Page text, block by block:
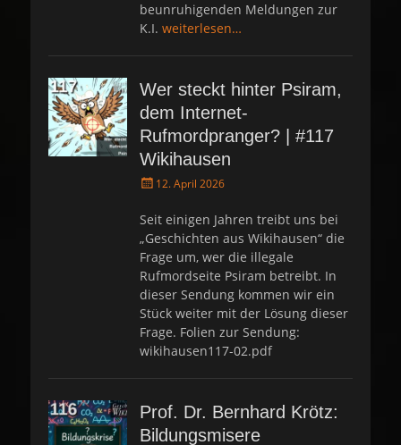
beunruhigenden Meldungen zur
K.I. weiterlesen…
Wer steckt hinter Psiram,
dem Internet-
Rufmordpranger? | #117
Wikihausen
P
s
e
d
o
n
12. April 2026
Seit einigen Jahren treibt uns bei
„Geschichten aus Wikihausen“ die
Frage um, wer die illegale
Rufmordseite Psiram betreibt. In
dieser Sendung kommen wir ein
Stück weiter mit der Lösung dieser
Frage. Folien zur Sendung:
wikihausen117-02.pdf
Prof. Dr. Bernhard Krötz:
Bildungsmisere